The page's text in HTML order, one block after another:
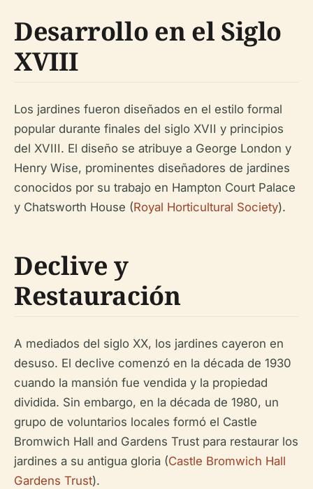
Desarrollo en el Siglo
XVIII
Los jardines fueron diseñados en el estilo formal
popular durante finales del siglo XVII y principios
del XVIII. El diseño se atribuye a George London y
Henry Wise, prominentes diseñadores de jardines
conocidos por su trabajo en Hampton Court Palace
y Chatsworth House (Royal Horticultural Society).
Declive y
Restauración
A mediados del siglo XX, los jardines cayeron en
desuso. El declive comenzó en la década de 1930
cuando la mansión fue vendida y la propiedad
dividida. Sin embargo, en la década de 1980, un
grupo de voluntarios locales formó el Castle
Bromwich Hall and Gardens Trust para restaurar los
jardines a su antigua gloria (Castle Bromwich Hall
Gardens Trust).